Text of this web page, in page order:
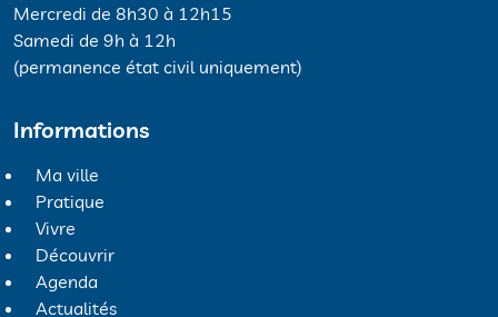
Mercredi de 8h30 à 12h15
Samedi de 9h à 12h
(permanence état civil uniquement)
Informations
Ma ville
Pratique
Vivre
Découvrir
Agenda
Actualités